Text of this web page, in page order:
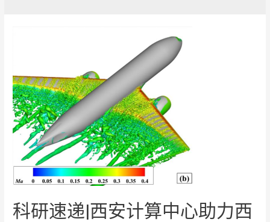
科研速递|西安计算中心助力西